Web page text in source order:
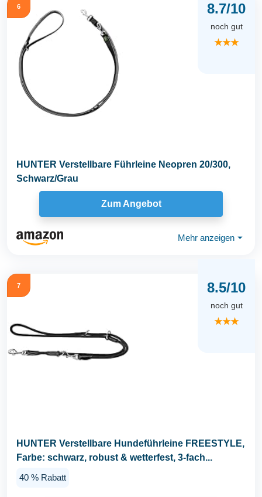
6 8.7/10
noch gut
★★★
HUNTER Verstellbare Führleine Neopren 20/300,
Schwarz/Grau
Zum Angebot
Mehr anzeigen ⏷
7 8.5/10
noch gut
★★★
HUNTER Verstellbare Hundeführleine FREESTYLE,
Farbe: schwarz, robust & wetterfest, 3-fach...
40 % Rabatt